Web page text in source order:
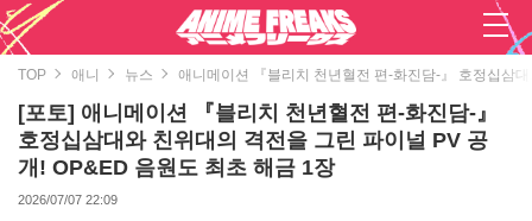
TOP 애니 뉴스 애니메이션 『블리치 천년혈전 편-화진담-』 호정십삼
[포토] 애니메이션 『블리치 천년혈전 편-화진담-』
호정십삼대와 친위대의 격전을 그린 파이널 PV 공
개! OP&ED 음원도 최초 해금 1장
2026/07/07 22:09